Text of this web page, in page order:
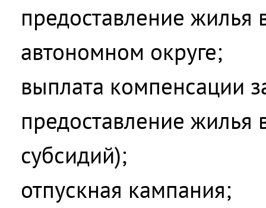
предоставление жилья
автономном округе;
выплата компенсации
предоставление
субсидий);
отпускная кампания;